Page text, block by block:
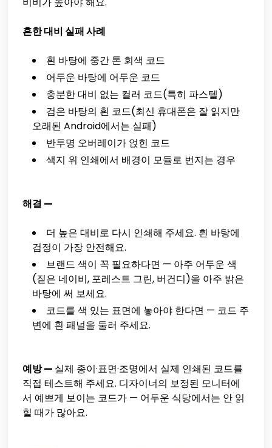
흔한 대비 실패 사례
흰 바탕에 중간 톤 회색 코드
어두운 바탕에 어두운 코드
충분한 대비 없는 컬러 코드(특히 파스텔)
검은 바탕의 흰 코드(최신 휴대폰은 잘 읽지만
오래된 Android에서는 실패)
반투명 오버레이가 얹힌 코드
색지 위 인쇄에서 배경이 모듈로 번지는 경우
해결 —
더 높은 대비로 다시 인쇄해 주세요. 흰 바탕에
검정이 가장 안전해요.
브랜드 색이 꼭 필요하다면 — 아주 어두운 색
(짙은 네이비, 포레스트 그린, 버건디)을 아주 밝은
바탕에 써 보세요.
코드를 색 있는 표면에 놓아야 한다면 — 코드 주
변에 흰 패널을 둘러 주세요.
예방 — 실제 종이·표면·조명에서 실제 인쇄된 코드를
직접 테스트해 주세요. 디자이너의 보정된 모니터에
서 예쁘게 보이는 코드가 — 어두운 식당에서는 안 읽
힐 때가 많아요.